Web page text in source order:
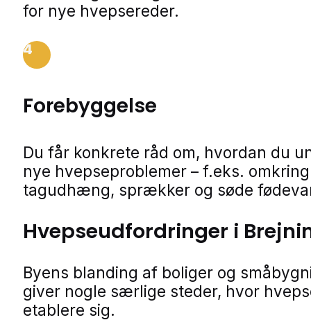
for nye hvepsereder.
4
Forebyggelse
Du får konkrete råd om, hvordan du
nye hvepseproblemer – f.eks.
tagudhæng, sprækker og søde
Hvepseudfordringer i
Byens blanding af boliger og
giver nogle særlige steder, hvor
etablere sig.